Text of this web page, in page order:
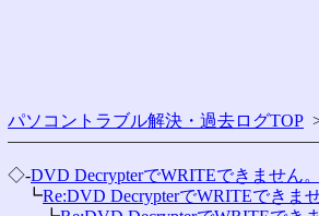
パソコントラブル解決・過去ログTOP
◇-DVD DecrypterでWRITEできません。
┗Re:DVD DecrypterでWRITEできませ